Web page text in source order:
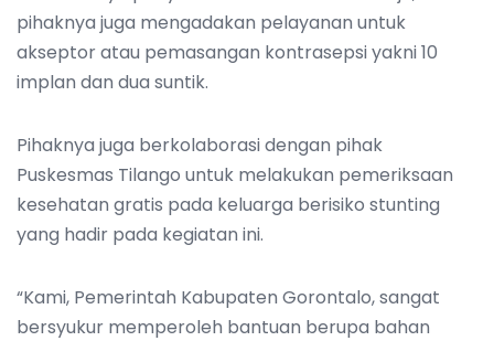
pihaknya juga mengadakan pelayanan untuk
akseptor atau pemasangan kontrasepsi yakni 10
implan dan dua suntik.
Pihaknya juga berkolaborasi dengan pihak
Puskesmas Tilango untuk melakukan pemeriksaan
kesehatan gratis pada keluarga berisiko stunting
yang hadir pada kegiatan ini.
“Kami, Pemerintah Kabupaten Gorontalo, sangat
bersyukur memperoleh bantuan berupa bahan